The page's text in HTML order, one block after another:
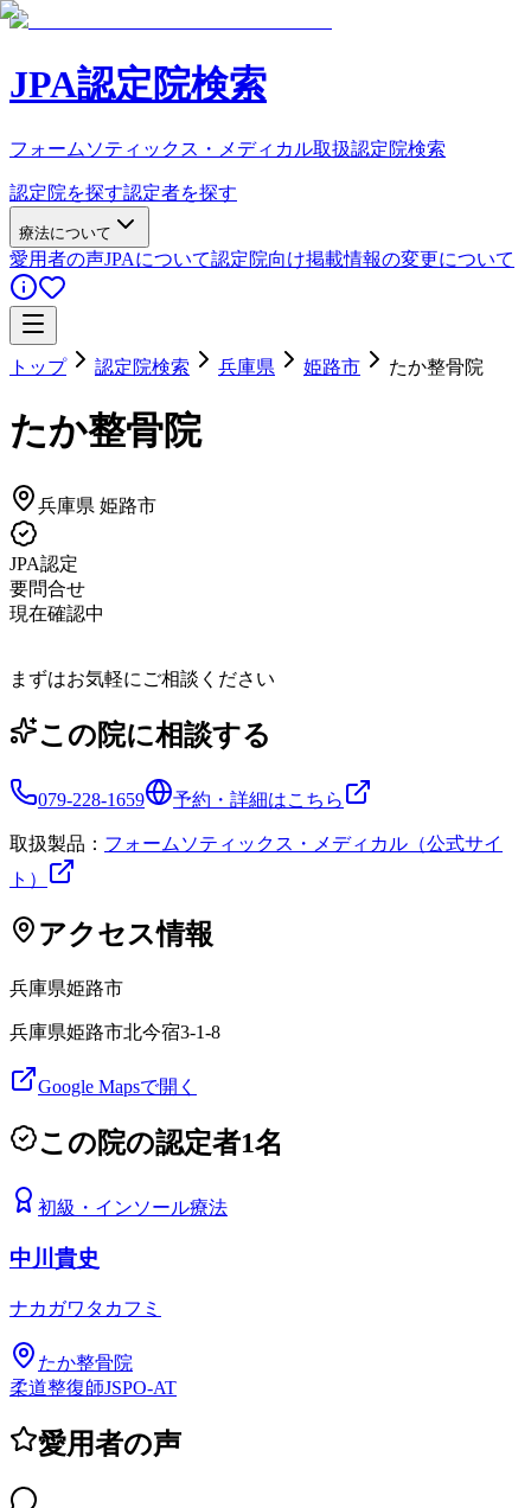
JPA認定院検索
フォームソティックス・メディカル取扱認定院検索
認定院を探す認定者を探す
療法について
愛用者の声JPAについて認定院向け掲載情報の変更について
トップ 認定院検索 兵庫県 姫路市 たか整骨院
たか整骨院
兵庫県 姫路市
JPA認定
要問合せ
現在確認中
まずはお気軽にご相談ください
この院に相談する
079-228-1659 予約・詳細はこちら
取扱製品： フォームソティックス・メディカル（公式サイ
ト）
アクセス情報
兵庫県姫路市
兵庫県姫路市北今宿3-1-8
Google Mapsで開く
この院の認定者1名
初級 ・ インソール療法
中川貴史
ナカガワタカフミ
たか整骨院
柔道整復師JSPO-AT
愛用者の声